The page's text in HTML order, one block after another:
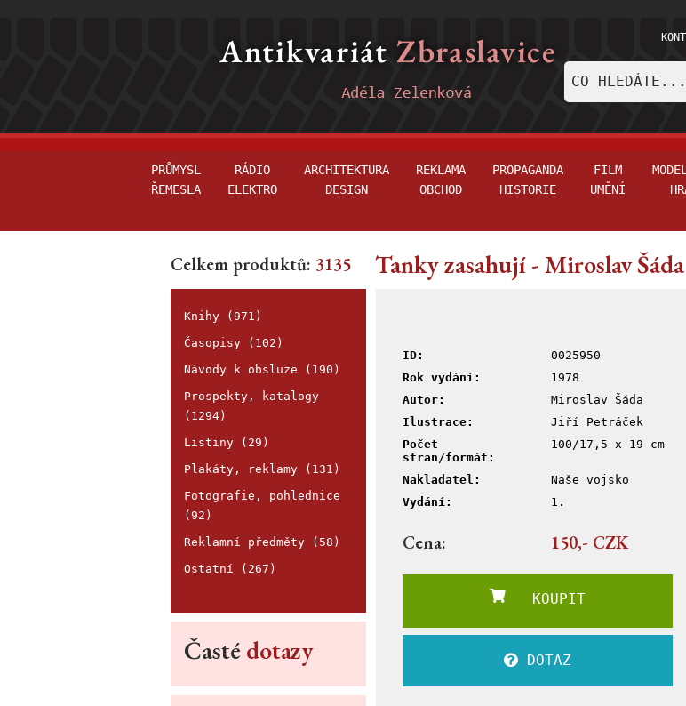
PRŮMYSL
ŘEMESLA
RÁDIO
ELEKTRO
ARCHITEKTURA
DESIGN
REKLAMA
OBCHOD
PROPAGANDA
HISTORIE
FILM
UMĚNÍ
Celkem produktů: 3135
Knihy (971)
Časopisy (102)
Návody k obsluze (190)
Prospekty, katalogy
(1294)
Listiny (29)
Plakáty, reklamy (131)
Fotografie, pohlednice
(92)
Reklamní předměty (58)
Ostatní (267)
Časté dotazy
Tanky zasahují - Miroslav
ID:
0025950
Rok vydání:
1978
Autor:
Miroslav Šáda
Ilustrace:
Jiří Petráček
Počet
stran/formát:
100/17,5 x 19 cm
Nakladatel:
Naše vojsko
Vydání:
1.
Cena: 150,- CZK
KOUPIT
DOTAZ